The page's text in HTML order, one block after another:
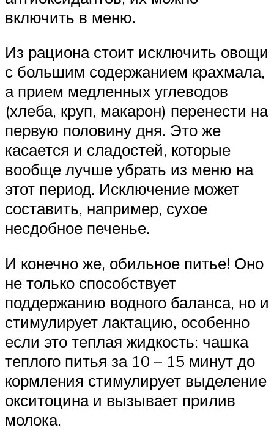
включить в меню.
Из рациона стоит исключить овощи
с большим содержанием крахмала,
а прием медленных углеводов
(хлеба, круп, макарон) перенести на
первую половину дня. Это же
касается и сладостей, которые
вообще лучше убрать из меню на
этот период. Исключение может
составить, например, сухое
несдобное печенье.
И конечно же, обильное питье! Оно
не только способствует
поддержанию водного баланса, но и
стимулирует лактацию, особенно
если это теплая жидкость: чашка
теплого питья за 10 – 15 минут до
кормления стимулирует выделение
окситоцина и вызывает прилив
молока.